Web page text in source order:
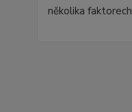
několika